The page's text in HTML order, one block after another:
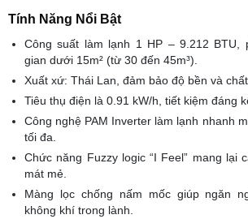
Tính Năng Nổi Bật
Công suất làm lạnh 1 HP – 9.212 BTU,
gian dưới 15m² (từ 30 đến 45m³).
Xuất xứ: Thái Lan, đảm bảo độ bền và
Tiêu thụ điện là 0.91 kW/h, tiết kiệm đáng
Công nghệ PAM Inverter làm lạnh nhanh
tối đa.
Chức năng Fuzzy logic “I Feel” mang lại
mát mẻ.
Màng lọc chống nấm mốc giúp ngăn
không khí trong lành.